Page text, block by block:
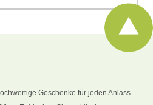
Geschenke für jeden Anlass -